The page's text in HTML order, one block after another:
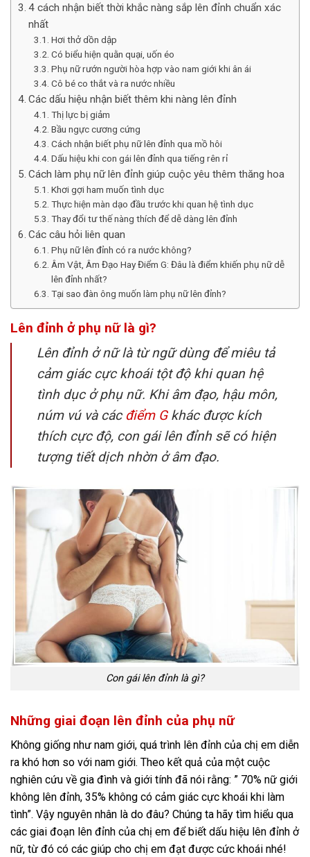
4 cách nhận biết thời khắc nàng sắp lên đỉnh chuẩn xác
nhất
Hơi thở dồn dập
Có biểu hiện quằn quại, uốn éo
Phụ nữ rướn người hòa hợp vào nam giới khi ân ái
Cô bé co thắt và ra nước nhiều
Các dấu hiệu nhận biết thêm khi nàng lên đỉnh
Thị lực bị giảm
Bầu ngực cương cứng
Cách nhận biết phụ nữ lên đỉnh qua mồ hôi
Dấu hiệu khi con gái lên đỉnh qua tiếng rên rỉ
Cách làm phụ nữ lên đỉnh giúp cuộc yêu thêm thăng hoa
Khơi gợi ham muốn tình dục
Thực hiện màn dạo đầu trước khi quan hệ tình dục
Thay đổi tư thế nàng thích để dễ dàng lên đỉnh
Các câu hỏi liên quan
Phụ nữ lên đỉnh có ra nước không?
Âm Vật, Âm Đạo Hay Điểm G: Đâu là điểm khiến phụ nữ dễ
lên đỉnh nhất?
Tại sao đàn ông muốn làm phụ nữ lên đỉnh?
Lên đỉnh ở phụ nữ là gì?
Lên đỉnh ở nữ là từ ngữ dùng để miêu tả
cảm giác cực khoái tột độ khi quan hệ
tình dục ở phụ nữ. Khi âm đạo, hậu môn,
núm vú và các điểm Gkhác được kích
thích cực độ, con gái lên đỉnh sẽ có hiện
tượng tiết dịch nhờn ở âm đạo.
Con gái lên đỉnh là gì?
Những giai đoạn lên đỉnh của phụ nữ
Không giống như nam giới, quá trình lên đỉnh của chị em diễn
ra khó hơn so với nam giới. Theo kết quả của một cuộc
nghiên cứu về gia đình và giới tính đã nói rằng: ” 70% nữ giới
không lên đỉnh, 35% không có cảm giác cực khoái khi làm
tình”. Vậy nguyên nhân là do đâu? Chúng ta hãy tìm hiểu qua
các giai đoạn lên đỉnh của chị em để biết dấu hiệu lên đỉnh ở
nữ, từ đó có các giúp cho chị em đạt được cức khoái nhé!